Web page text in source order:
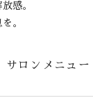
感。
。
サロンメニュー